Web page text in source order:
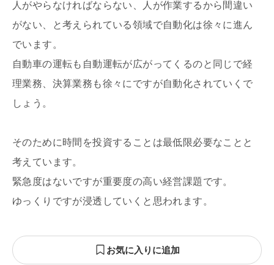
人がやらなければならない、人が作業するから間違い
がない、と考えられている領域で自動化は徐々に進ん
でいます。
自動車の運転も自動運転が広がってくるのと同じで経
理業務、決算業務も徐々にですが自動化されていくで
しょう。
そのために時間を投資することは最低限必要なことと
考えています。
緊急度はないですが重要度の高い経営課題です。
ゆっくりですが浸透していくと思われます。
お気に入りに追加